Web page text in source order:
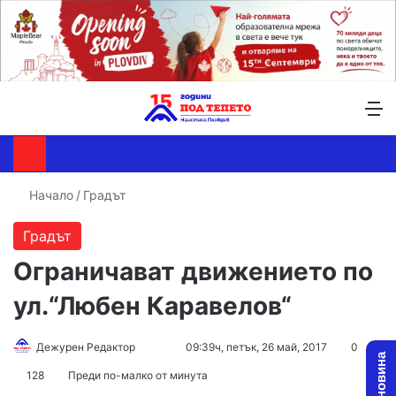
Начало / Градът
Градът
Ограничават движението по
ул.“Любен Каравелов“
Дежурен Редактор 09:39ч, петък, 26 май, 2017 0
128 Преди по-малко от минута